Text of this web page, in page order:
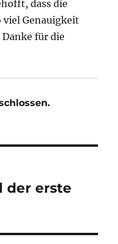
dass die
viel Genauigkeit
für die
der erste